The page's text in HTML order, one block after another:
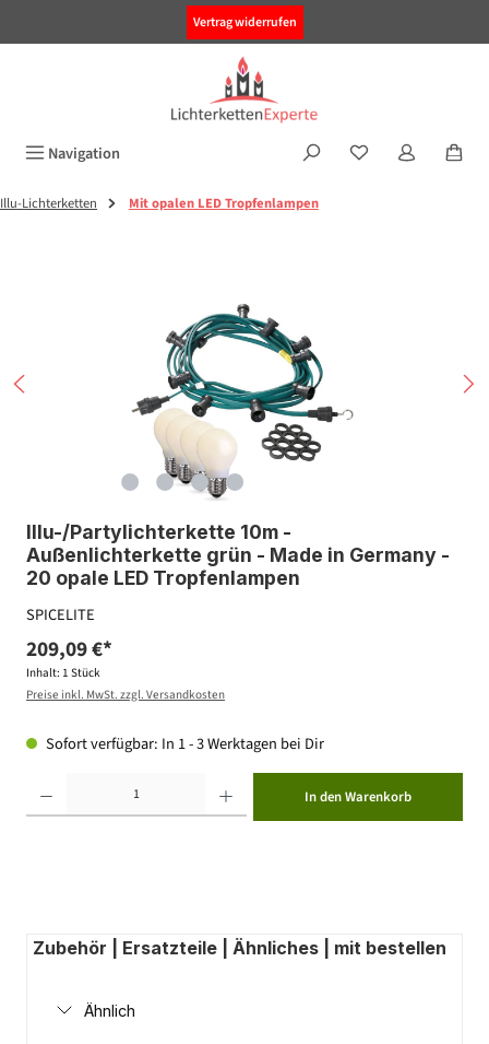
Vertrag widerrufen
Navigation
Illu-Lichterketten Mit opalen LED Tropfenlampen
Illu-/Partylichterkette 10m -
Außenlichterkette grün - Made in Germany -
20 opale LED Tropfenlampen
SPICELITE
209,09 €*
Inhalt: 1 Stück
Preise inkl. MwSt. zzgl. Versandkosten
Sofort verfügbar: In 1 - 3 Werktagen bei Dir
In den Warenkorb
Zubehör | Ersatzteile | Ähnliches | mit bestellen
Ähnlich